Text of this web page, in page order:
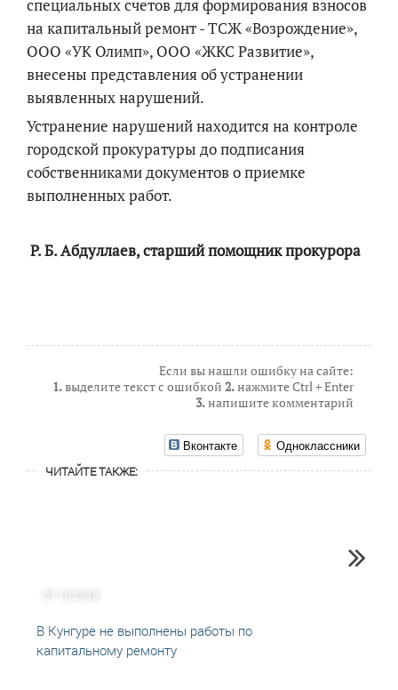
специальных счетов для формирования взносов
на капитальный ремонт - ТСЖ «Возрождение»,
ООО «УК Олимп», ООО «ЖКС Развитие»,
внесены представления об устранении
выявленных нарушений.
Устранение нарушений находится на контроле
городской прокуратуры до подписания
собственниками документов о приемке
выполненных работ.
Р. Б. Абдуллаев, старший помощник прокурора
Если вы нашли ошибку на сайте:
1.выделите текст с ошибкой 2.нажмите Ctrl + Enter
3.напишите комментарий
Вконтакте Одноклассники
ЧИТАЙТЕ ТАКЖЕ:
01.10.2018
В Кунгуре не выполнены работы по
капитальному ремонту